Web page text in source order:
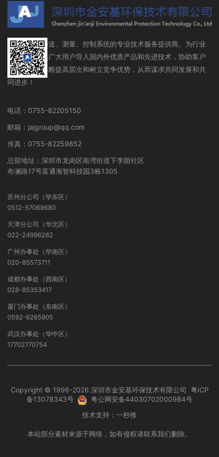
流体存储、输送、测量、控制系统的专业技术服务提供商。为行业
设备制造商及广大用户导入国内外优质产品和先进技术，协助客户
在行业领域不断提高层次和树立竞争优势，从而谋求共同发展和共
同进步！
电话：0755-82205150
邮箱：jajgroup@qq.com
传真：0755-82259852
总部地址：深圳市龙岗区南湾街道下李朗社区
布澜路17号富通海智科技园3栋1305
苏州分公司（华东区）
0512-57069680
天津分公司（华北区）
022-24996262
广州办事处（华南区）
020-85573711
成都办事处（西南区）
028-85353417
厦门办事处（东南区）
0592-6265905
武汉办事处（华中区）
17702770754
Copyright © 1996-2026 深圳市金安基环保技术有限公司 粤ICP
备13078343号
粤公网安备44030702000984号
技术支持： 一秒推
本站部分素材来源于网络，如有侵权请联系我们删除。